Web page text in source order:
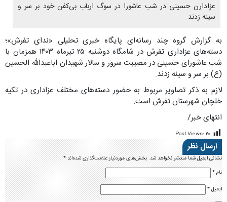
عزادارن حسینی در شب عاشورا در سوگ ارباب بی‌کفن خود بر سر و
سینه زدند.
به گزارش گروه چند رسانه‌ای پایگاه خبری تحلیلی «ندای تفرش»؛
دسته‌های عزاداری تفرش در شامگاه دوشنبه ۲۵ تیرماه ۱۴۰۳ همزمان با
شب عاشورای حسینی در مصیبت سرور و سالار شهیدان اباعبدالله الحسین
(ع) بر سر و سینه زدند.
لازم به ذکر تصاویر مربوط به حضور دسته‌های مختلف عزاداری در تکیه
خلچان شهرستان تفرش است.
انتهای خبر/
Post Views: ۲۰
ارسال نظر
نشانی ایمیل شما منتشر نخواهد شد.بخش‌های موردنیاز علامت‌گذاری شده‌اند*
نام*
ایمیل*